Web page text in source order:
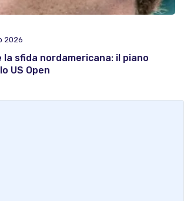
2026
la sfida nordamericana: il piano
US Open